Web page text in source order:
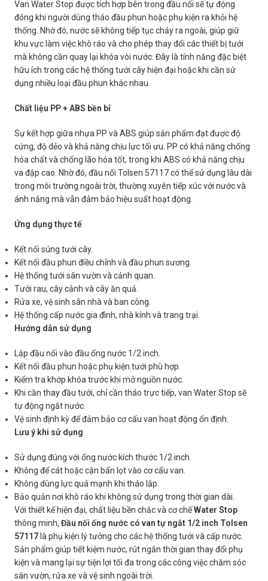
Van Water Stop được tích hợp bên trong đầu nối sẽ tự động
đóng khi người dùng tháo đầu phun hoặc phụ kiện ra khỏi hệ
thống. Nhờ đó, nước sẽ không tiếp tục chảy ra ngoài, giúp giữ
khu vực làm việc khô ráo và cho phép thay đổi các thiết bị tưới
mà không cần quay lại khóa vòi nước. Đây là tính năng đặc biệt
hữu ích trong các hệ thống tưới cây hiện đại hoặc khi cần sử
dụng nhiều loại đầu phun khác nhau.
Chất liệu PP + ABS bền bỉ
Sự kết hợp giữa nhựa PP và ABS giúp sản phẩm đạt được độ
cứng, độ dẻo và khả năng chịu lực tối ưu. PP có khả năng chống
hóa chất và chống lão hóa tốt, trong khi ABS có khả năng chịu
va đập cao. Nhờ đó, đầu nối Tolsen 57117 có thể sử dụng lâu dài
trong môi trường ngoài trời, thường xuyên tiếp xúc với nước và
ánh nắng mà vẫn đảm bảo hiệu suất hoạt động.
Ứng dụng thực tế
Kết nối súng tưới cây.
Kết nối đầu phun điều chỉnh và đầu phun sương.
Hệ thống tưới sân vườn và cảnh quan.
Tưới rau, cây cảnh và cây ăn quả.
Rửa xe, vệ sinh sân nhà và ban công.
Hệ thống cấp nước gia đình, nhà kính và trang trại.
Hướng dẫn sử dụng
Lắp đầu nối vào đầu ống nước 1/2 inch.
Kết nối đầu phun hoặc phụ kiện tưới phù hợp.
Kiểm tra khớp khóa trước khi mở nguồn nước.
Khi cần thay đầu tưới, chỉ cần tháo trực tiếp, van Water Stop sẽ
tự động ngắt nước.
Vệ sinh định kỳ để đảm bảo cơ cấu van hoạt động ổn định.
Lưu ý khi sử dụng
Sử dụng đúng với ống nước kích thước 1/2 inch.
Không để cát hoặc cặn bẩn lọt vào cơ cấu van.
Không dùng lực quá mạnh khi tháo lắp.
Bảo quản nơi khô ráo khi không sử dụng trong thời gian dài.
Với thiết kế hiện đại, chất liệu bền chắc và cơ chếWater Stop
thông minh, Đầu nối ống nước có van tự ngắt 1/2 inch Tolsen
57117 là phụ kiện lý tưởng cho các hệ thống tưới và cấp nước.
Sản phẩm giúp tiết kiệm nước, rút ngắn thời gian thay đổi phụ
kiện và mang lại sự tiện lợi tối đa trong các công việc chăm sóc
sân vườn, rửa xe và vệ sinh ngoài trời.